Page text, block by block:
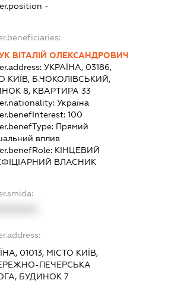
-
ВІТАЛІЙ ОЛЕКСАНДРОВИЧ
УКРАЇНА, 03186,
КИЇВ, Б.ЧОКОЛІВСЬКИЙ,
8, КВАРТИРА 33
Україна
100
Прямий
вплив
КІНЦЕВИЙ
ВЛАСНИК
01013, МІСТО КИЇВ,
ПЕЧЕРСЬКА
БУДИНОК 7